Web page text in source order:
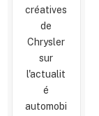
créatives
de
Chrysler
sur
l'actualit
é
automobi